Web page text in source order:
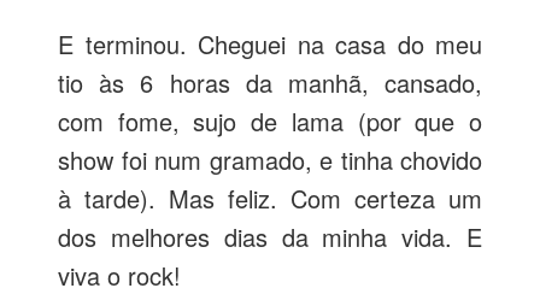
E terminou. Cheguei na casa do meu
tio às 6 horas da manhã, cansado,
com fome, sujo de lama (por que o
show foi num gramado, e tinha chovido
à tarde). Mas feliz. Com certeza um
dos melhores dias da minha vida. E
viva o rock!